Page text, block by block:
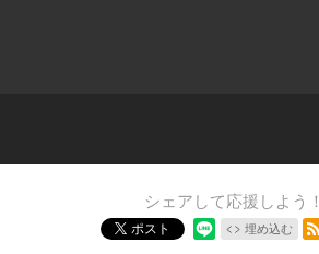
シェアして応援しよう！
ポスト 埋め込む